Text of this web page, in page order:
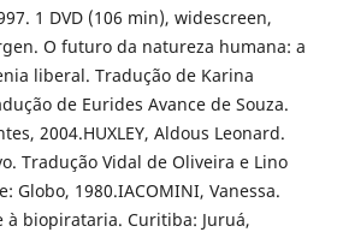
1 DVD (106 min), widescreen,
O futuro da natureza humana: a
liberal. Tradução de Karina
de Eurides Avance de Souza.
2004.HUXLEY, Aldous Leonard.
Tradução Vidal de Oliveira e Lino
Globo, 1980.IACOMINI, Vanessa.
à biopirataria. Curitiba: Juruá,